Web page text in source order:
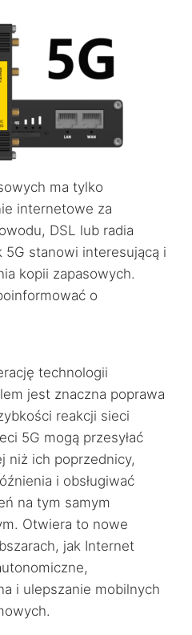
ma tylko
internetowe za
DSL lub radia
5G stanowi interesującą i
kopii zapasowych.
o
technologii
jest znaczna poprawa
reakcji sieci
5G mogą przesyłać
niż ich poprzednicy,
i obsługiwać
na tym samym
Otwiera to nowe
jak Internet
i ulepszanie mobilnych